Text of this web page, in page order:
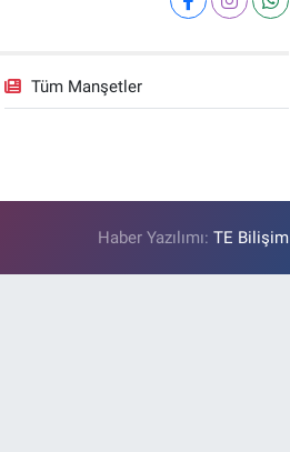
Tüm Manşetler
Haber Yazılımı:TE Bilişim